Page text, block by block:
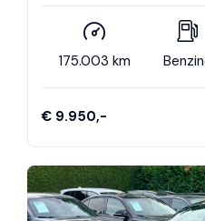
175.003 km
€ 9.950,-